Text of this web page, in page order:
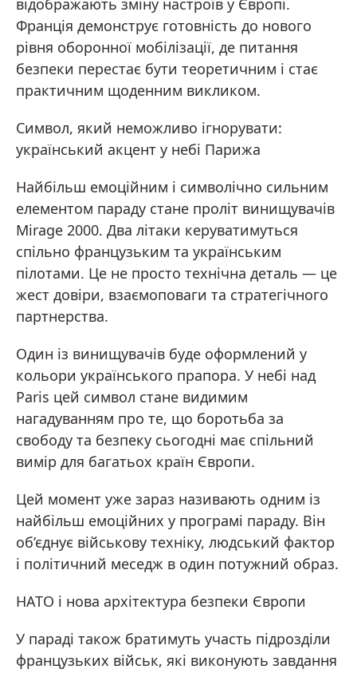
відображають зміну настроїв у Європі.
Франція демонструє готовність до нового
рівня оборонної мобілізації, де питання
безпеки перестає бути теоретичним і стає
практичним щоденним викликом.
Символ, який неможливо ігнорувати:
український акцент у небі Парижа
Найбільш емоційним і символічно сильним
елементом параду стане проліт винищувачів
Mirage 2000. Два літаки керуватимуться
спільно французьким та українським
пілотами. Це не просто технічна деталь — це
жест довіри, взаємоповаги та стратегічного
партнерства.
Один із винищувачів буде оформлений у
кольори українського прапора. У небі над
Paris цей символ стане видимим
нагадуванням про те, що боротьба за
свободу та безпеку сьогодні має спільний
вимір для багатьох країн Європи.
Цей момент уже зараз називають одним із
найбільш емоційних у програмі параду. Він
об’єднує військову техніку, людський фактор
і політичний меседж в один потужний образ.
НАТО і нова архітектура безпеки Європи
У параді також братимуть участь підрозділи
французьких військ, які виконують завдання